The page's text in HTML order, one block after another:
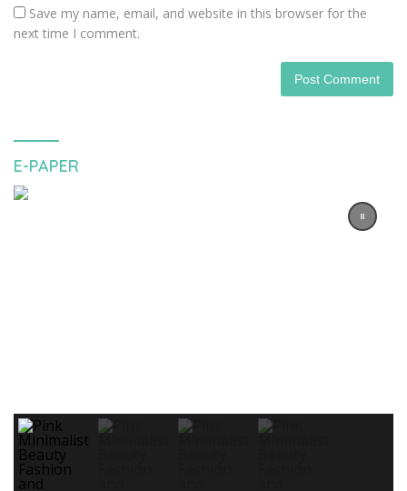
Save my name, email, and website in this browser for the
next time I comment.
E-PAPER